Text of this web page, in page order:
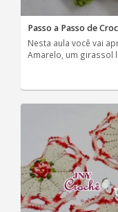
Passo a Passo de
Nesta aula você vai
Amarelo, um girassol